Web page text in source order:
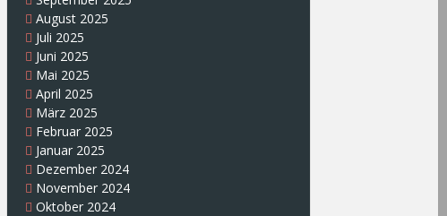
August 2025
Juli 2025
Juni 2025
Mai 2025
April 2025
März 2025
Februar 2025
Januar 2025
Dezember 2024
November 2024
Oktober 2024